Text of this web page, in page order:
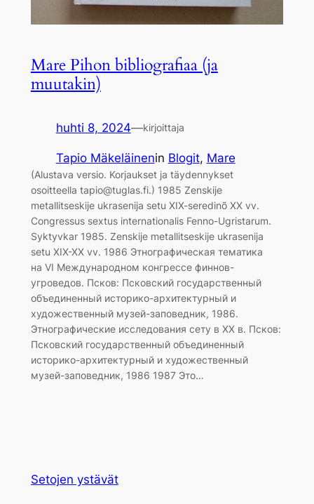
Mare Pihon bibliografiaa (ja
muutakin)
huhti 8, 2024—kirjoittaja
Tapio Mäkeläinenin Blogit, Mare
(Alustava versio. Korjaukset ja täydennykset
osoitteella tapio@tuglas.fi.) 1985 Zenskije
metallitseskije ukrasenija setu XIX-seredinõ XX vv.
Congressus sextus internationalis Fenno-Ugristarum.
Syktyvkar 1985. Zenskije metallitseskije ukrasenija
setu XIX-XX vv. 1986 Этнографическая тематика
на VI Международном конгрессе финнов-
угроведов. Псков: Псковский государственный
объединенный историко-архитектурный и
художественный музей-заповедник, 1986.
Этнографические исследования сету в XX в. Псков:
Псковский государственный объединенный
историко-архитектурный и художественный
музей-заповедник, 1986 1987 Это…
Setojen ystävät